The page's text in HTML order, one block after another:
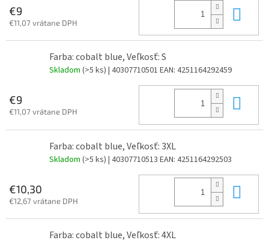
€9
€11,07 vrátane DPH
Farba: cobalt blue, Veľkosť: S
Skladom (>5 ks) | 40307710501 EAN: 4251164292459
€9
€11,07 vrátane DPH
Farba: cobalt blue, Veľkosť: 3XL
Skladom (>5 ks) | 40307710513 EAN: 4251164292503
€10,30
€12,67 vrátane DPH
Farba: cobalt blue, Veľkosť: 4XL